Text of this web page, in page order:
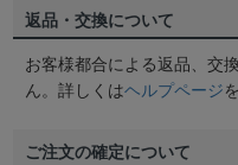
返品・交換について
お客様都合による返品、交
ん。詳しくはヘルプページ
ご注文の確定について